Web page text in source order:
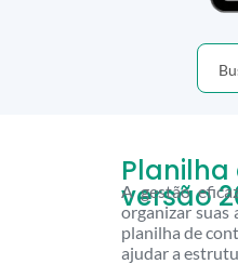
versão
A gestão
organizar suas
planilha de
ajudar a